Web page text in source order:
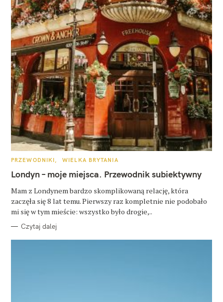
K
T
E
O
R
I
PRZEWODNIKI WIELKA BRYTANIA
Londyn – moje miejsca. Przewodnik subiektywny
Mam z Londynem bardzo skomplikowaną relację, która
zaczęła się 8 lat temu. Pierwszy raz kompletnie nie podobało
mi się w tym mieście: wszystko było drogie,..
Czytaj dalej